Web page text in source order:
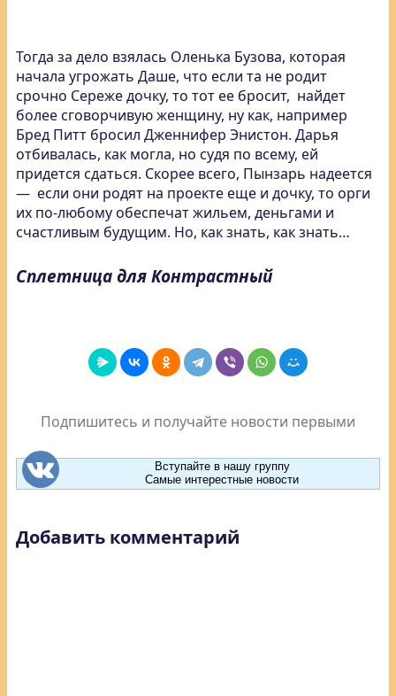
Тогда за дело взялась Оленька Бузова, которая
начала угрожать Даше, что если та не родит
срочно Сереже дочку, то тот ее бросит, найдет
более сговорчивую женщину, ну как, например
Бред Питт бросил Дженнифер Энистон. Дарья
отбивалась, как могла, но судя по всему, ей
придется сдаться. Скорее всего, Пынзарь надеется
— если они родят на проекте еще и дочку, то орги
их по-любому обеспечат жильем, деньгами и
счастливым будущим. Но, как знать, как знать…
Сплетница для Контрастный
Подпишитесь и получайте новости первыми
Вступайте в нашу группу
Самые интерестные новости
Добавить комментарий